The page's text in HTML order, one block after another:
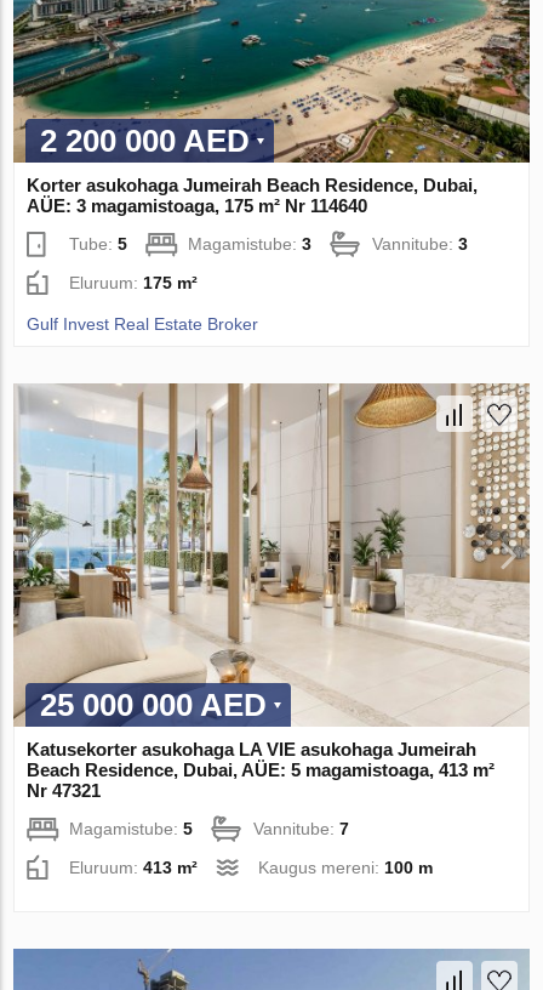
2 200 000 AED
Korter asukohaga Jumeirah Beach Residence, Dubai,
AÜE: 3 magamistoaga, 175 m² Nr 114640
Tube:5 Magamistube:3 Vannitube:3
Eluruum: 175 m²
Gulf Invest Real Estate Broker
25 000 000 AED
Katusekorter asukohaga LA VIE asukohaga Jumeirah
Beach Residence, Dubai, AÜE: 5 magamistoaga, 413 m²
Nr 47321
Magamistube:5 Vannitube:7
Eluruum:413 m² Kaugus mereni:100 m